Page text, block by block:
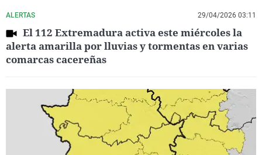
ALERTAS 29/04/2026 03:11
El 112 Extremadura activa este miércoles la
alerta amarilla por lluvias y tormentas en varias
comarcas cacereñas